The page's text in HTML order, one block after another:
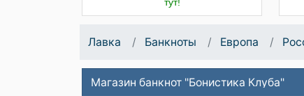
тут!
Лавка Банкноты Европа
Магазин банкнот "Бонистика Клуба"